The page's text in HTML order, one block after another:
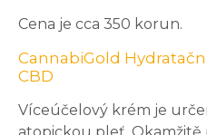
Cena je cca 350 korun.
CannabiGold
CBD
Víceúčelový krém je
atopickou pleť.